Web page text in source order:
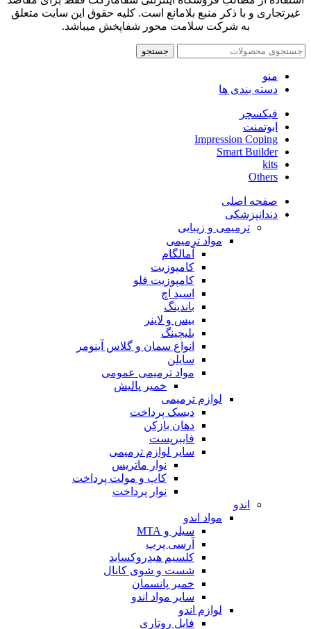
غیرتجاری و با ذکر منبع بلامانع است. کلیه حقوق این سایت متعلق
به شرکت سلامت محور شفاپخش میباشد.
جستجو
منو
دسته بندی ها
فیکسچر
ابوتمنت
Impression Coping
Smart Builder
kits
Others
صفحه اصلی
دندانپزشکی
ترمیمی و زیبایی
مواد ترمیمی
آمالگام
کامپوزیت
کامپوزیت فلو
اسید اچ
باندینگ
بیس و لاینر
بلیچینگ
انواع سمان و گلاس آینومر
سایلن
مواد ترمیمی عمومی
خمیر پالیش
لوازم ترمیمی
دیسک پرداخت
دهان بازکن
فایبرپست
سایر لوازم ترمیمی
نوار ماتریس
کاپ و مولت پرداخت
نوار پرداخت
اندو
مواد اندو
سیلر و MTA
آرسی پرپ
کلسیم هیدروکساید
شست و شوی کانال
خمیر پانسمان
سایر مواد اندو
لوازم اندو
فایل روتاری